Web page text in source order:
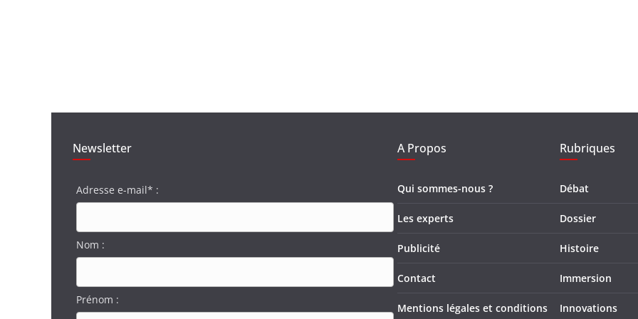
Newsletter
Adresse e-mail* :
Nom :
Prénom :
A Propos
Qui sommes-nous ?
Les experts
Publicité
Contact
Mentions légales et conditions
Rubriques
Débat
Dossier
Histoire
Immersion
Innovations